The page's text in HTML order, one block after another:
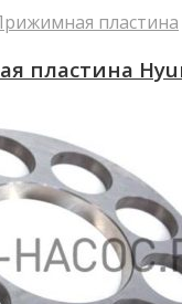
пластина
пластина